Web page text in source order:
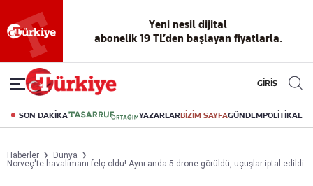
okuma
deneyimi
dijital arşiv
Akıllı haber
asistanı
Eski gazeteleri
indirme
canlı soru
cevap
GİRİŞ
SON DAKİKA YAZARLARBİZİM SAYFAGÜNDEMPOLİTİKA
Haberler
Dünya
Norveç'te havalimanı felç oldu! Aynı anda 5 drone görüldü, uçuşlar iptal edildi